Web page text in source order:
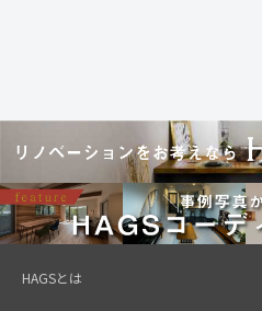
HAGSとは